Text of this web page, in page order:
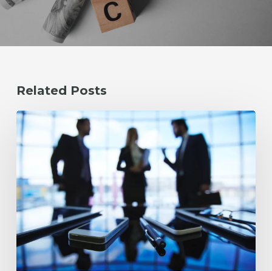
Related Posts
Checklist
2026
para
Empresas:
descargue
la
guía
que
le
ayudará
a
preparar